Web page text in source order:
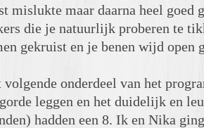
mislukte maar daarna heel
die je natuurlijk proberen te
gekruist en je benen wijd open
volgende onderdeel van het
leggen en het duidelijk en
hadden een 8. Ik en Nika